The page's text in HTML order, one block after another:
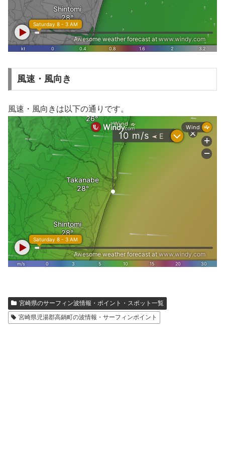
風速・風向き
風速・風向きは以下の通りです。
宮崎県のサーフィン波情報・ポイント・スポット一覧
宮崎県児湯郡高鍋町の波情報・サーフィンポイント